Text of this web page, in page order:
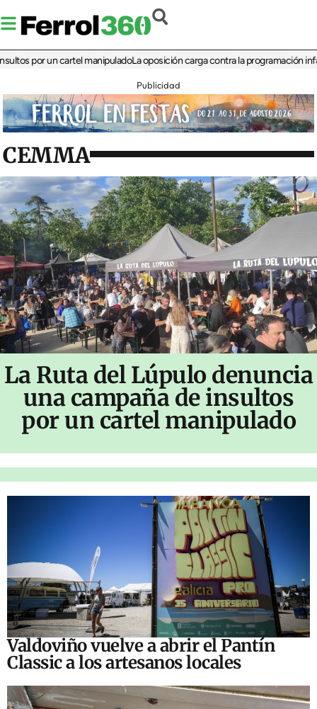
un cartel manipuladoLa oposición carga contra la programación infantil
Publicidad
CEMMA
La Ruta del Lúpulo denuncia
una campaña de insultos
por un cartel manipulado
Valdoviño vuelve a abrir el Pantín
Classic a los artesanos locales